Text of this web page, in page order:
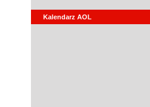
Kalendarz AOL